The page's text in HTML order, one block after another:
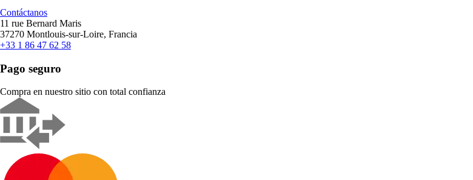
Contáctanos
11 rue Bernard Maris
37270 Montlouis-sur-Loire, Francia
+33 1 86 47 62 58
Pago seguro
Compra en nuestro sitio con total confianza